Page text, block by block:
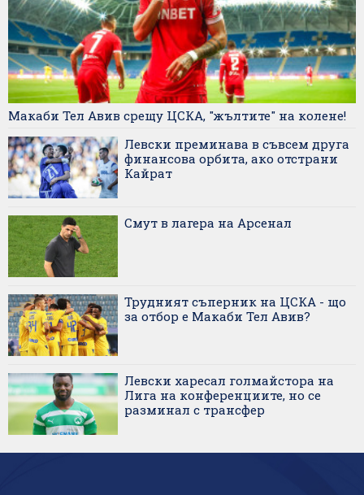
Макаби Тел Авив срещу ЦСКА, "жълтите" на колене!
Левски преминава в съвсем друга
финансова орбита, ако отстрани
Кайрат
Смут в лагера на Арсенал
Трудният съперник на ЦСКА - що
за отбор е Макаби Тел Авив?
Левски харесал голмайстора на
Лига на конференциите, но се
разминал с трансфер